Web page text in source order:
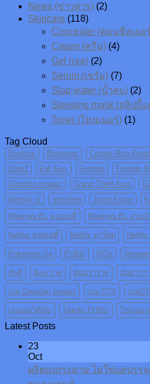
News (ข่าวสาร) (2)
Skincare (118)
Concealer (คอนซีลเลอ
Cream (ครีม) (4)
Gel (เจล) (2)
Serum (เซรั่ม) (7)
Slap water (น้ำตบ) (2)
Sleeping mask (สลิปปิ้
Toner (โทนเนอร์) (1)
Tag Cloud
Boylove Boyloves Cookie Run
Dota2
Fall Guy Fortnite Fortnite
Genshin Impact
Grand Theft Auto
Identity V
Innisfree Jump Force
Manhwa BL คอมเมดี้
Manhwa BL จบแล้
Netflix คอมเมดี้ Netflix มาใหม่
Pokemon Go PUBG ROV
พับจี มังงะวาย มันฮวาวาย มันฮวาว
เกม Genshin Impact เกม GTA เกม
เล่นเกมได้เงิน โดดร่ม PUBG โปเกม่อ
Latest Posts
23
Oct
ผลิตถุงกระดาษ ไม่ใช่แค่บร